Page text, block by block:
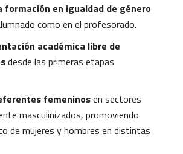
formación en igualdad de género
como en el profesorado.
académica libre de
desde las primeras etapas
femeninosen sectores
masculinizados, promoviendo
de mujeres y hombres en distintas